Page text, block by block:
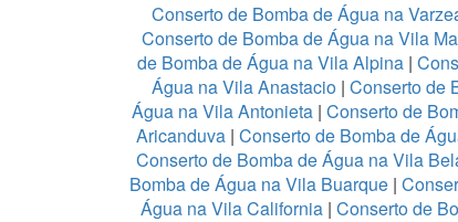
Conserto de Bomba de Água na
Conserto de Bomba de Água na Vila
de Bomba de Água na Vila Alpina |
Água na Vila Anastacio | Conserto de
Água na Vila Antonieta| Conserto de
Aricanduva | Conserto de Bomba de
Conserto de Bomba de Água na Vila
Bomba de Água na Vila Buarque |
Água na Vila California| Conserto de